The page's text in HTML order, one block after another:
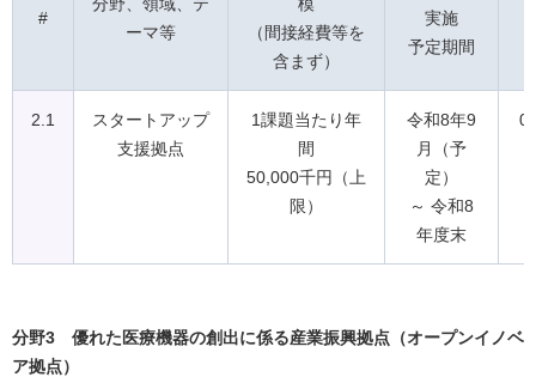
#
ーマ等
（間接経費等を
含まず）
実施
予定期間
2.1
スタートアップ
支援拠点
1課題当たり年
間
50,000千円（上
限）
令和8年9
月（予
定）
～ 令和8
年度末
0
分野3 優れた医療機器の創出に係る産業振興拠点（オープンイノベ
ア拠点）